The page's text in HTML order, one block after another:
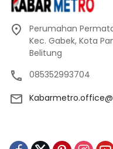
Perumahan
Kec. Gabek, Kota
Belitung
085352993704